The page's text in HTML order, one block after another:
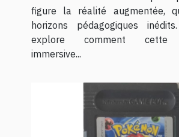
figure la réalité augmentée,
horizons pédagogiques
explore comment cette
immersive...